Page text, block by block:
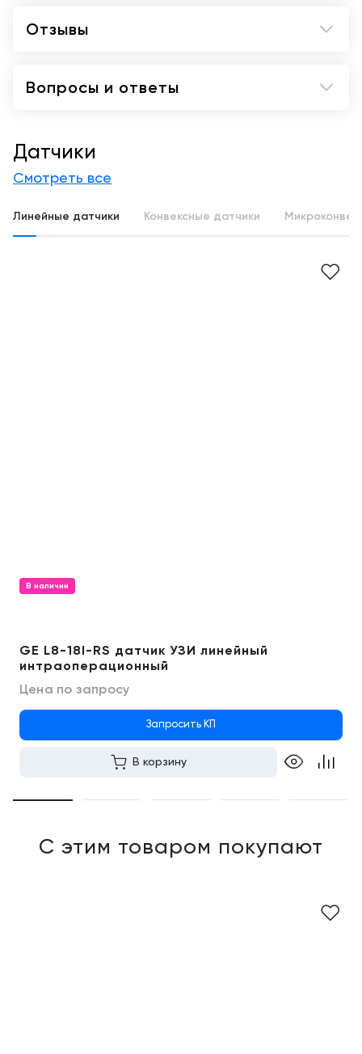
Отзывы
Вопросы и ответы
Датчики
Смотреть все
Линейные датчики Конвексные датчики
В наличии
GE L8-18I-RS датчик УЗИ линейный
интраоперационный
Цена по запросу
Запросить КП
В корзину
С этим товаром покупают